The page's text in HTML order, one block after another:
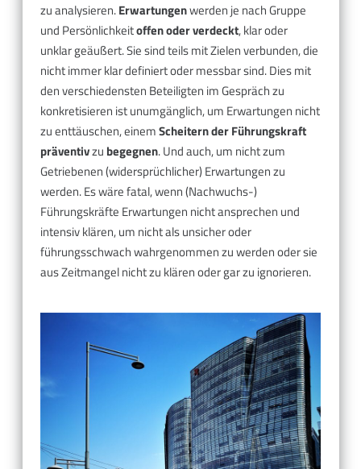
zu analysieren.Erwartungenwerden je nach Gruppe
und Persönlichkeitoffen oder verdeckt, klar oder
unklar geäußert. Sie sind teils mit Zielen verbunden, die
nicht immer klar definiert oder messbar sind. Dies mit
den verschiedensten Beteiligten im Gespräch zu
konkretisieren ist unumgänglich, um Erwartungen nicht
zu enttäuschen, einemScheitern der Führungskraft
präventivzu begegnen. Und auch, um nicht zum
Getriebenen (widersprüchlicher) Erwartungen zu
werden. Es wäre fatal, wenn (Nachwuchs-)
Führungskräfte Erwartungen nicht ansprechen und
intensiv klären, um nicht als unsicher oder
führungsschwach wahrgenommen zu werden oder sie
aus Zeitmangel nicht zu klären oder gar zu ignorieren.